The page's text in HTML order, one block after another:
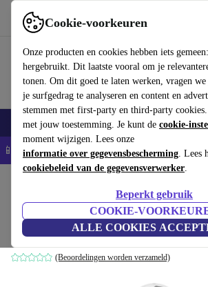
Cookie-voorkeuren
Onze producten en cookies hebben iets
hergebruikt. Dit laatste vooral om je
tonen. Om dit goed te laten werken, vragen
je surfgedrag te analyseren en content en
stemmen met first-party en third-party
met jouw toestemming. Je kunt de cookie-
moment wijzigen. Lees onze
informatie over gegevensbescherming. Lees
cookiebeleid van de gegevensverwerker.
Beperkt gebruik
COOKIE-
ALLE COOKIES
Gebruik refurbed snel en eenvoudig
Smartphones Laptops Tablets Smartwatches
📱5% EXTRA korting op alle iPhones –
DCG VE1640 Staande
wit/grijs
(Beoordelingen worden verzameld)